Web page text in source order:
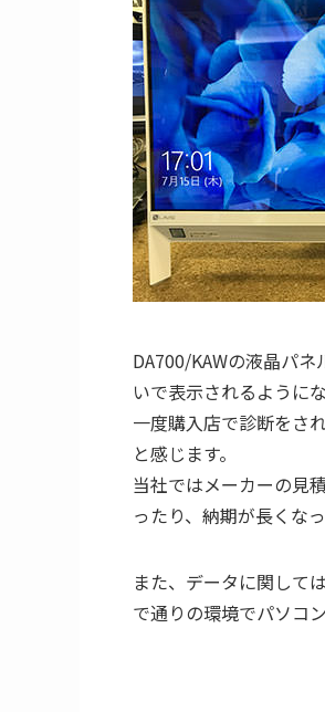
DA700/KAWの液晶パ
いで表示されるように
一度購入店で診断をさ
と感じます。
当社ではメーカーの見
ったり、納期が長くな
また、データに関して
で通りの環境でパソコ